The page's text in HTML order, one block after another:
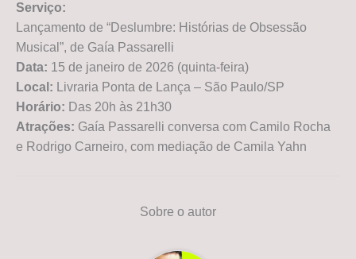
Serviço:
Lançamento de “Deslumbre: Histórias de Obsessão
Musical”, de Gaía Passarelli
Data: 15 de janeiro de 2026 (quinta-feira)
Local: Livraria Ponta de Lança – São Paulo/SP
Horário: Das 20h às 21h30
Atrações: Gaía Passarelli conversa com Camilo Rocha
e Rodrigo Carneiro, com mediação de Camila Yahn
Sobre o autor